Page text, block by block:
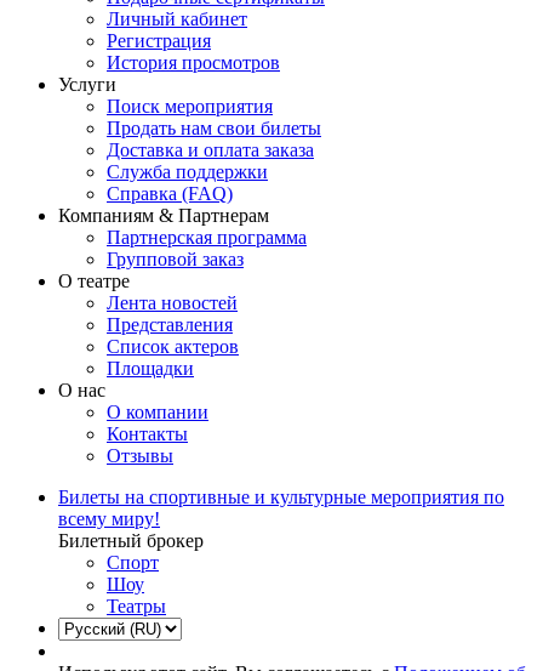
Личный кабинет
Регистрация
История просмотров
Услуги
Поиск мероприятия
Продать нам свои билеты
Доставка и оплата заказа
Служба поддержки
Справка (FAQ)
Компаниям & Партнерам
Партнерская программа
Групповой заказ
О театре
Лента новостей
Представления
Список актеров
Площадки
О нас
О компании
Контакты
Отзывы
Билеты на спортивные и культурные мероприятия по
всему миру!
Билетный брокер
Спорт
Шоу
Театры